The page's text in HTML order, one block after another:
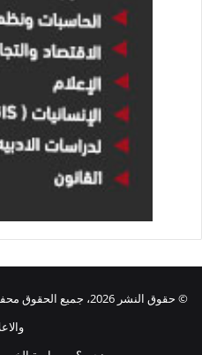
© حقوق النشر 2026،